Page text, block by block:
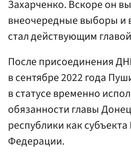
Захарченко. Вскоре он
внеочередные выборы и
стал действующим
После присоединения
в сентябре 2022 года
в статусе временно
обязанности главы
республики как
Федерации.